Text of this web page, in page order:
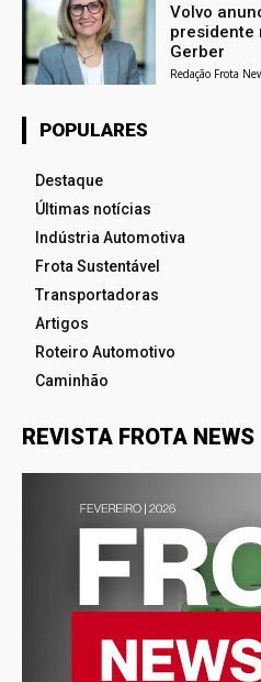
Volvo
presidente
Gerber
Redação Frota
POPULARES
Destaque
Últimas notícias
Indústria Automotiva
Frota Sustentável
Transportadoras
Artigos
Roteiro Automotivo
Caminhão
REVISTA FROTA NEWS